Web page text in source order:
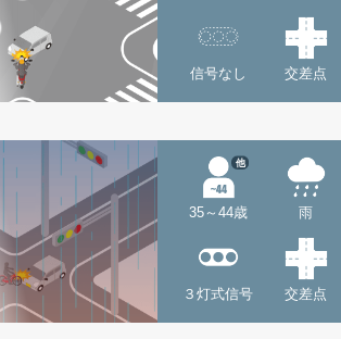
信号なし 交差点
35～44歳
他
雨
３灯式信号 交差点